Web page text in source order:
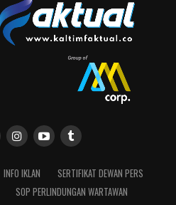
INFO IKLAN
SERTIFIKAT DEWAN PERS
SOP PERLINDUNGAN WARTAWAN